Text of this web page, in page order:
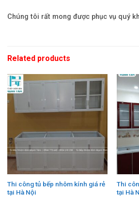
Chúng tôi rất mong được phục vụ quý
Related products
Thi công tủ bếp nhôm kính giá rẻ
tại Hà Nội
Thi
tại Hà